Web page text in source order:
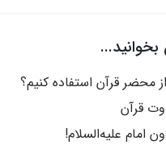
محضر قرآن استفاده کنیم؟
قرآن
امام علیه‌السلام!